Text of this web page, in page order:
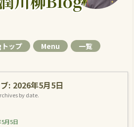
ップ Menu 一覧
: 2026年5月5日
by date.
月5日